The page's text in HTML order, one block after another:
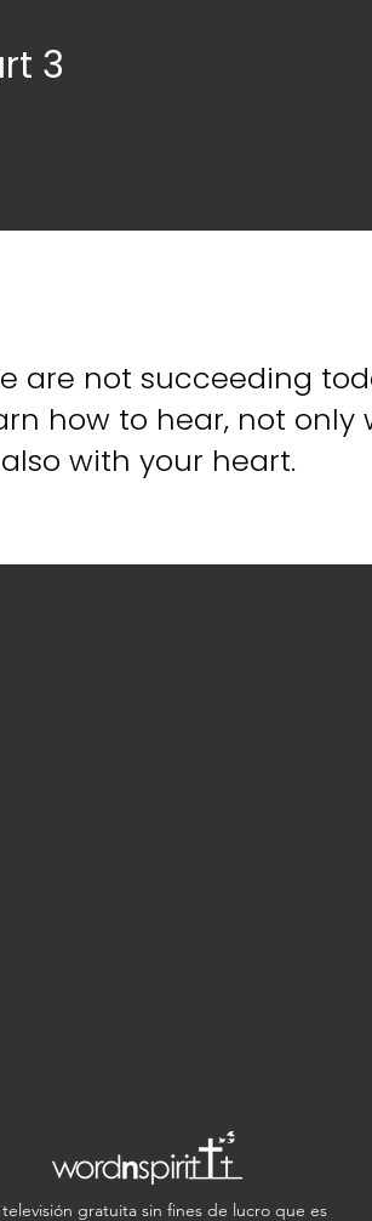
3
are not succeeding
how to hear, not only
also with your heart.
televisión gratuita sin fines de lucro que es